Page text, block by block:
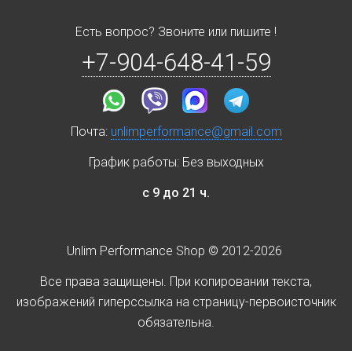
Есть вопрос? Звоните или пишите !
+7-904-648-41-59
Почта: unlimperformance@gmail.com
График работы: Без выходных
с 9 до 21 ч.
Unlim Performance Shop © 2012-2026
Все права защищены. При копировании текста,
изображений гиперссылка на страницу-первоисточник
обязательна.